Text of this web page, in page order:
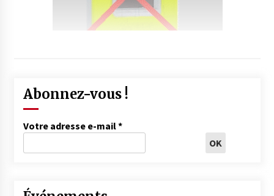
Abonnez-vous !
Votre adresse e-mail*